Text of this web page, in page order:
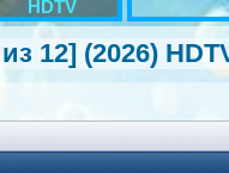
HDTV
12] (2026)